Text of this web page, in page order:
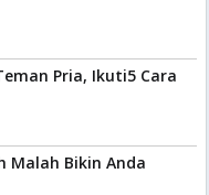
Pria, Ikuti5 Cara
Malah Bikin Anda